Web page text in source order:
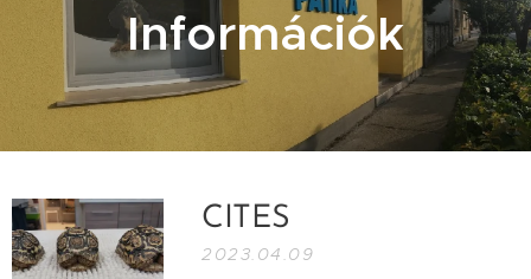
Információk
CITES
2023.04.09